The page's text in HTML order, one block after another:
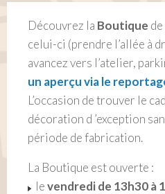
Découvrez la Boutique
celui-ci (prendre l’allée à
avancez vers l’atelier,
un aperçu via le
L’occasion de trouver le
décoration d ’exception
période de fabrication.
La Boutique est ouverte :
levendredi de 13h30 à